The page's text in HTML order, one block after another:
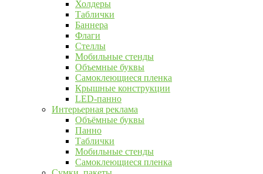
Холдеры
Таблички
Баннера
Флаги
Стеллы
Мобильные стенды
Объемные буквы
Самоклеющиеся пленка
Крышные конструкции
LED-панно
Интерьерная реклама
Объёмные буквы
Панно
Таблички
Мобильные стенды
Самоклеющиеся пленка